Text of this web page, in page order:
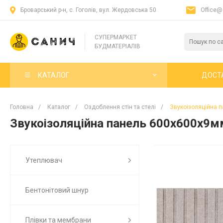
Броварський р-н, с. Гоголів, вул. Жердовська 50
СУПЕРМАРКЕТ
БУДМАТЕРІАЛІВ
КАТАЛОГ
Головна / Каталог / Оздоблення стін та стелі /
Звукоізоляційна панель
Утеплювач
Бентонітовий шнур
Плівки та мембрани